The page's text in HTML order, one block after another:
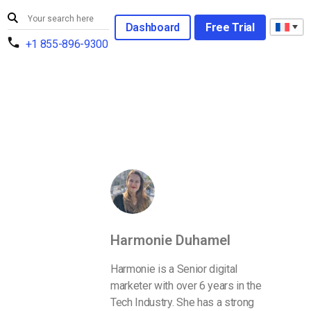
+1 855-896-9300
Dashboard Free Trial
Harmonie Duhamel
Harmonie is a Senior digital
marketer with over 6 years in the
Tech Industry. She has a strong